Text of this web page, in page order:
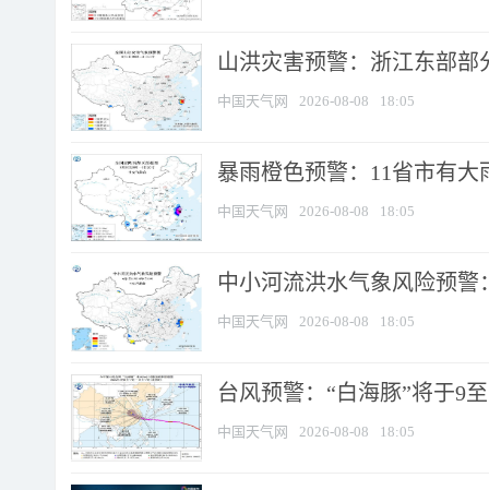
山洪灾害预警：浙江东部
中国天气网 2026-08-08 18:05
暴雨橙色预警：11省市有
中国天气网 2026-08-08 18:05
中小河流洪水气象风险预
中国天气网 2026-08-08 18:05
台风预警：“白海豚”将于9
中国天气网 2026-08-08 18:05